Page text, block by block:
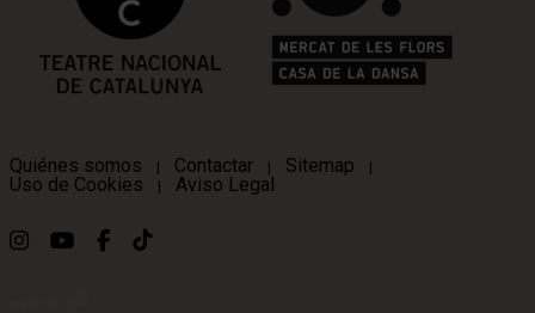
Quiénes somos | Contactar | Sitemap |
Uso de Cookies | Aviso Legal
Link a instagram
Link a youtube
Link a facebook
Link a ticktok